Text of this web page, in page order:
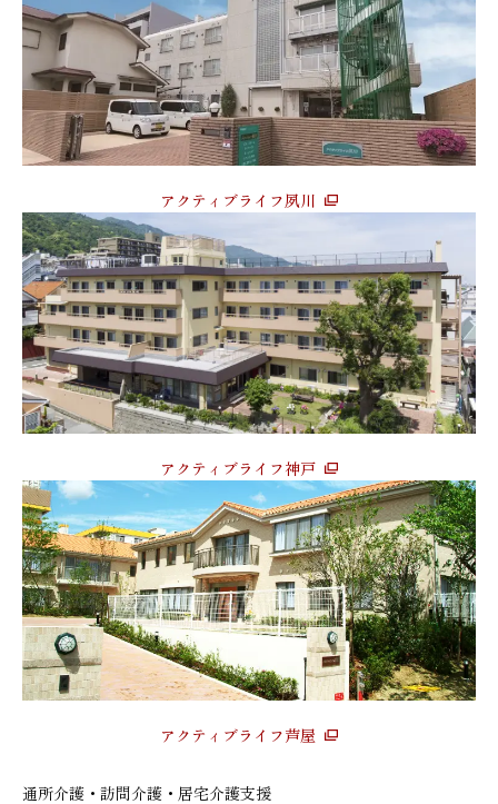
アクティブライフ夙川
アクティブライフ神戸
アクティブライフ芦屋
通所介護・訪問介護・居宅介護支援